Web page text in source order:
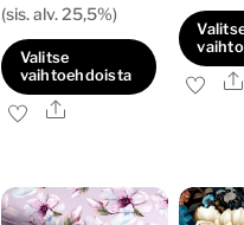
32,00€
42,00€
(sis. alv. 25,5%)
Valitse
vaihtoehdoista
Tällä
useampi
Ale
Tällä